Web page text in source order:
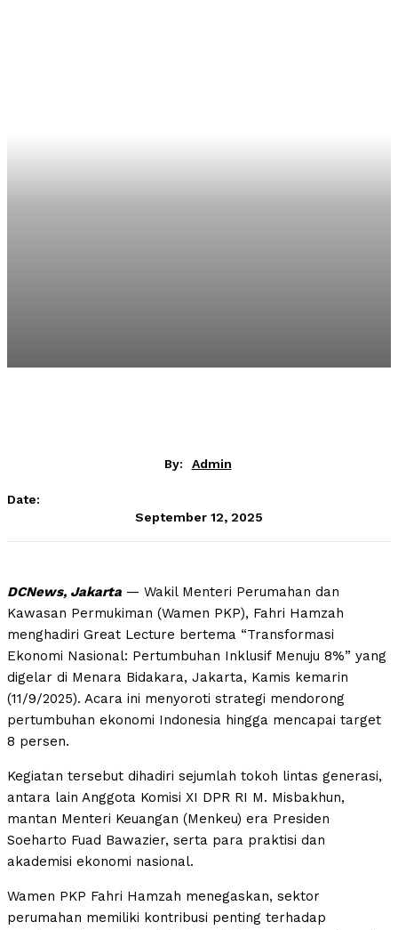
By: Admin
Date:
September 12, 2025
DCNews, Jakarta — Wakil Menteri Perumahan dan
Kawasan Permukiman (Wamen PKP), Fahri Hamzah
menghadiri Great Lecture bertema “Transformasi
Ekonomi Nasional: Pertumbuhan Inklusif Menuju 8%” yang
digelar di Menara Bidakara, Jakarta, Kamis kemarin
(11/9/2025). Acara ini menyoroti strategi mendorong
pertumbuhan ekonomi Indonesia hingga mencapai target
8 persen.
Kegiatan tersebut dihadiri sejumlah tokoh lintas generasi,
antara lain Anggota Komisi XI DPR RI M. Misbakhun,
mantan Menteri Keuangan (Menkeu) era Presiden
Soeharto Fuad Bawazier, serta para praktisi dan
akademisi ekonomi nasional.
Wamen PKP Fahri Hamzah menegaskan, sektor
perumahan memiliki kontribusi penting terhadap